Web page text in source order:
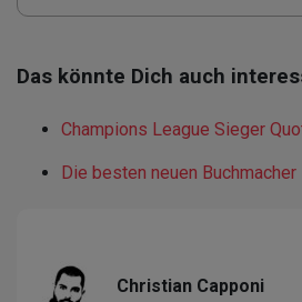
Das könnte Dich auch
Champions League Sieger
Die besten neuen Buchmacher
Christian Capponi